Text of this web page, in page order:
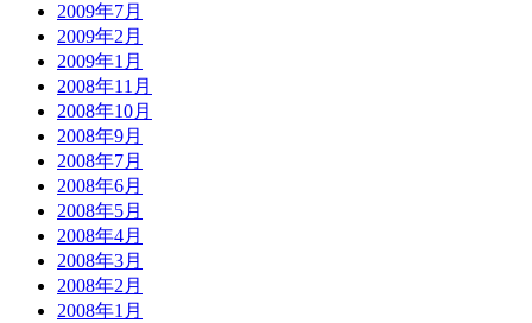
2009年7月
2009年2月
2009年1月
2008年11月
2008年10月
2008年9月
2008年7月
2008年6月
2008年5月
2008年4月
2008年3月
2008年2月
2008年1月